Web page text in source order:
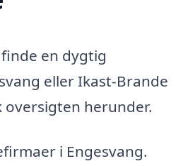
en dygtig
eller Ikast-Brande
oversigten herunder.
i Engesvang.